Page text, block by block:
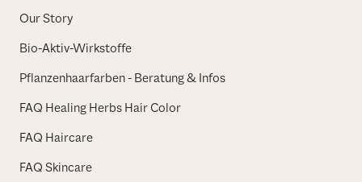
Our Story
Bio-Aktiv-Wirkstoffe
Pflanzenhaarfarben - Beratung & Infos
FAQ Healing Herbs Hair Color
FAQ Haircare
FAQ Skincare